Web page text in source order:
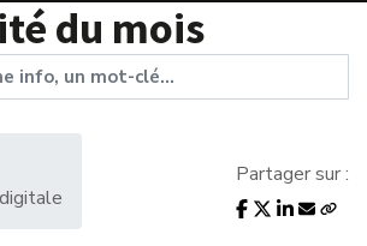
du mois
Partager sur :